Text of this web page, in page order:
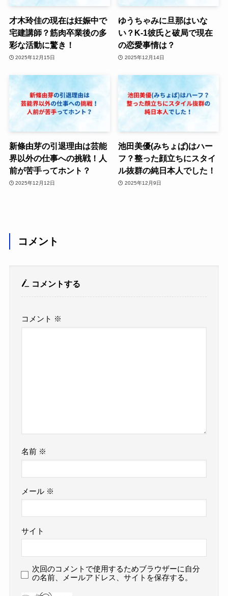
才木玲佳の現在は妊娠中で
宅建講師？筋肉卒業後の多
彩な活動に驚き！
2025年12月15日
ゆうちゃみに旦那はいな
い？K-1彼氏と破局で現在
の恋愛事情は？
2025年12月14日
新條由芽の引退理由は芸能
界以外の仕事への挑戦！人
前が苦手ってホント？
2025年12月12日
池田美優(みちょぱ)はハー
フ？整った顔立ちにスタイ
ル抜群の純日本人でした！
2025年12月9日
コメント
コメントする
コメント ※
名前 ※
メール ※
サイト
次回のコメントで使用するためブラウザーに自分
の名前、メールアドレス、サイトを保存する。